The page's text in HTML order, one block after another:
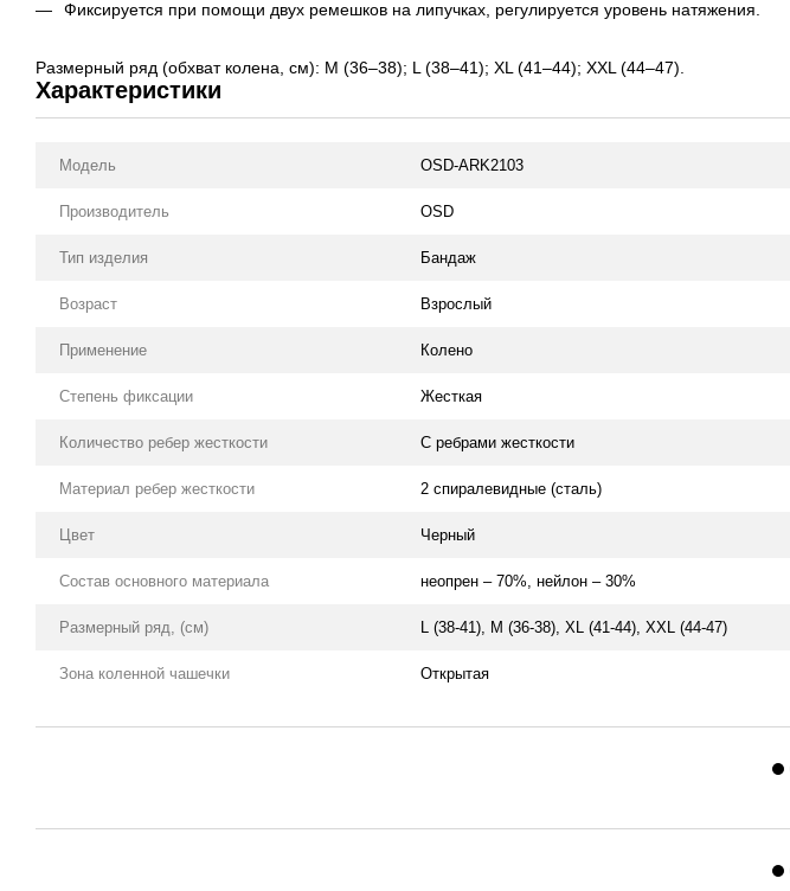
Фиксируется при помощи двух ремешков на липучках, регулируется уровень натяжения.
Размерный ряд (обхват колена, см): M (36–38); L (38–41); XL (41–44); XXL (44–47).
Характеристики
Модель OSD-ARK2103
Производитель OSD
Тип изделия Бандаж
Возраст Взрослый
Применение Колено
Степень фиксации Жесткая
Количество ребер жесткости С ребрами жесткости
Материал ребер жесткости 2 спиралевидные (сталь)
Цвет Черный
Состав основного материала неопрен – 70%, нейлон – 30%
Размерный ряд, (см) L (38-41), M (36-38), XL (41-44), XXL (44-47)
Зона коленной чашечки Открытая